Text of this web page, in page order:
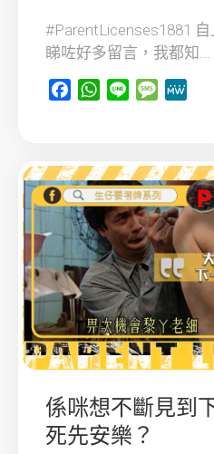
#ParentLicenses1881
睇咗好多留言，我都知...
FacebookWhatsApp
Line Message
係咪想不斷見到
死先安樂？